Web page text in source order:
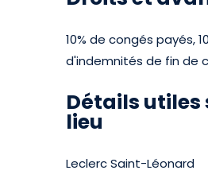
10% de congés payés,
d'indemnités de fin de
Détails utiles
lieu
Leclerc Saint-Léonard